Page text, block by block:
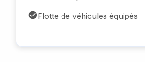
Flotte de véhicules équipés